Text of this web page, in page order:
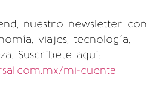
nuestro newsletter con
viajes, tecnología,
Suscríbete aquí:
mi-cuenta